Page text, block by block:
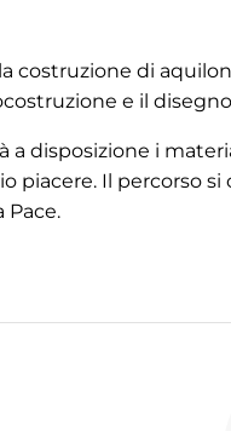
costruzione di
e il
a disposizione i
piacere. Il percorso
Pace.